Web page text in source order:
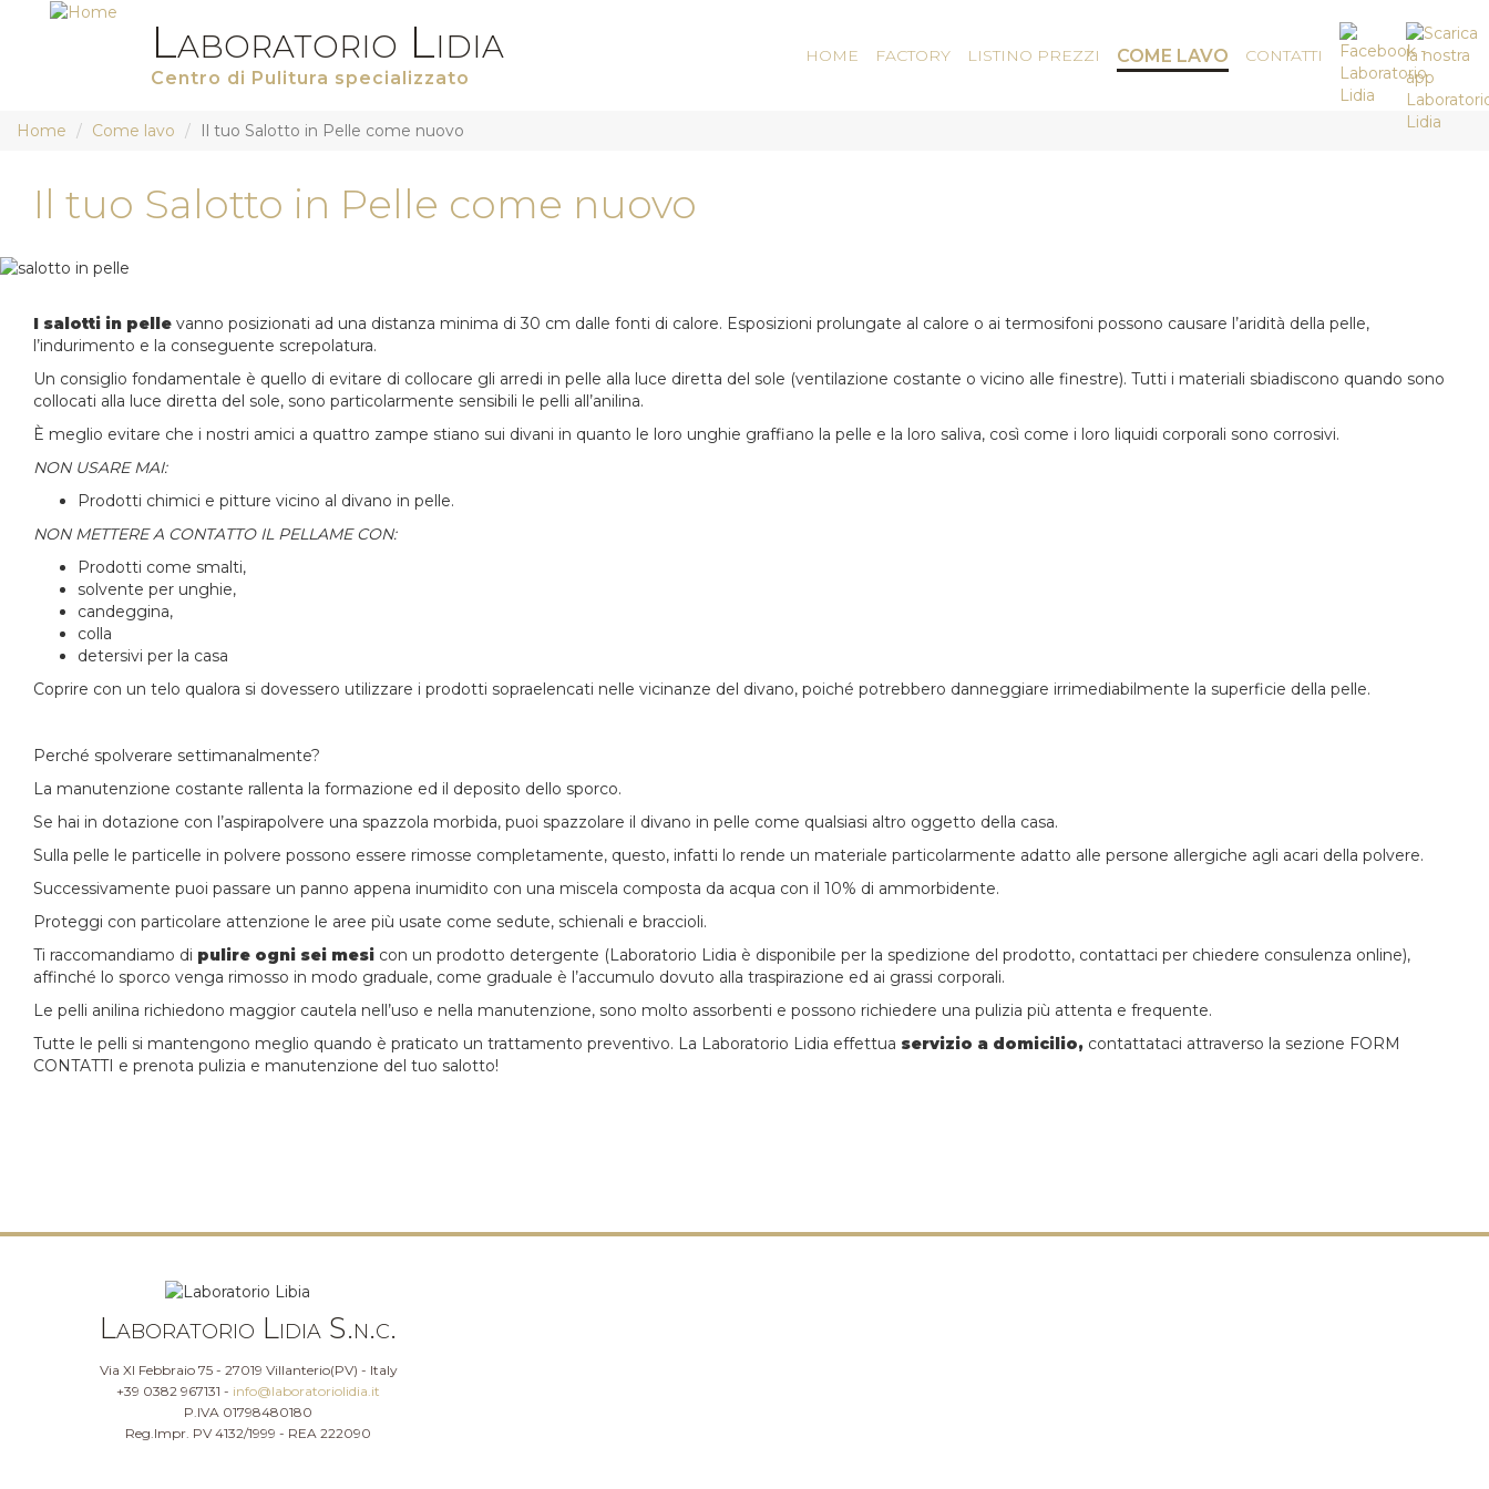
Salta
principale
Laboratorio Lidia
Centro di Pulitura specializzato
HOME FACTORY LISTINO PREZZI COME LAVO CONTATTI
Home Come lavo Il tuo Salotto in Pelle come nuovo
Il tuo Salotto in Pelle come nuovo
I salotti in pelle vanno posizionati ad una distanza minima di 30 cm dalle fonti di calore. Esposizioni prolungate al calore o ai termosifoni possono causare l’aridità della pelle,
l’indurimento e la conseguente screpolatura.
Un consiglio fondamentale è quello di evitare di collocare gli arredi in pelle alla luce diretta del sole (ventilazione costante o vicino alle finestre). Tutti i materiali sbiadiscono quando sono
collocati alla luce diretta del sole, sono particolarmente sensibili le pelli all’anilina.
È meglio evitare che i nostri amici a quattro zampe stiano sui divani in quanto le loro unghie graffiano la pelle e la loro saliva, così come i loro liquidi corporali sono corrosivi.
NON USARE MAI:
Prodotti chimici e pitture vicino al divano in pelle.
NON METTERE A CONTATTO IL PELLAME CON:
Prodotti come smalti,
solvente per unghie,
candeggina,
colla
detersivi per la casa
Coprire con un telo qualora si dovessero utilizzare i prodotti sopraelencati nelle vicinanze del divano, poiché potrebbero danneggiare irrimediabilmente la superficie della pelle.
Perché spolverare settimanalmente?
La manutenzione costante rallenta la formazione ed il deposito dello sporco.
Se hai in dotazione con l’aspirapolvere una spazzola morbida, puoi spazzolare il divano in pelle come qualsiasi altro oggetto della casa.
Sulla pelle le particelle in polvere possono essere rimosse completamente, questo, infatti lo rende un materiale particolarmente adatto alle persone allergiche agli acari della polvere.
Successivamente puoi passare un panno appena inumidito con una miscela composta da acqua con il 10% di ammorbidente.
Proteggi con particolare attenzione le aree più usate come sedute, schienali e braccioli.
Ti raccomandiamo di pulire ogni sei mesi con un prodotto detergente (Laboratorio Lidia è disponibile per la spedizione del prodotto, contattaci per chiedere consulenza online),
affinché lo sporco venga rimosso in modo graduale, come graduale è l’accumulo dovuto alla traspirazione ed ai grassi corporali.
Le pelli anilina richiedono maggior cautela nell’uso e nella manutenzione, sono molto assorbenti e possono richiedere una pulizia più attenta e frequente.
Tutte le pelli si mantengono meglio quando è praticato un trattamento preventivo. La Laboratorio Lidia effettua servizio a domicilio, contattataci attraverso la sezione FORM
CONTATTI e prenota pulizia e manutenzione del tuo salotto!
Laboratorio Lidia S.n.c.
Via XI Febbraio 75 - 27019 Villanterio(PV) - Italy
+39 0382 967131 - info@laboratoriolidia.it
P.IVA 01798480180
Reg.Impr. PV 4132/1999 - REA 222090